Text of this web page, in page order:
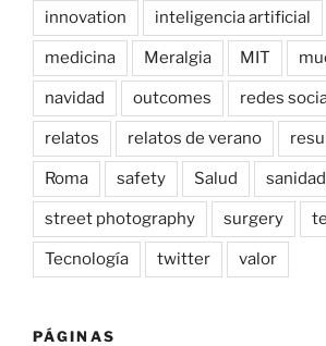
innovation inteligencia artificial
medicina Meralgia MIT
navidad outcomes redes
relatos relatos de verano
Roma safety Salud sanidad
street photography surgery
Tecnología twitter valor
PÁGINAS